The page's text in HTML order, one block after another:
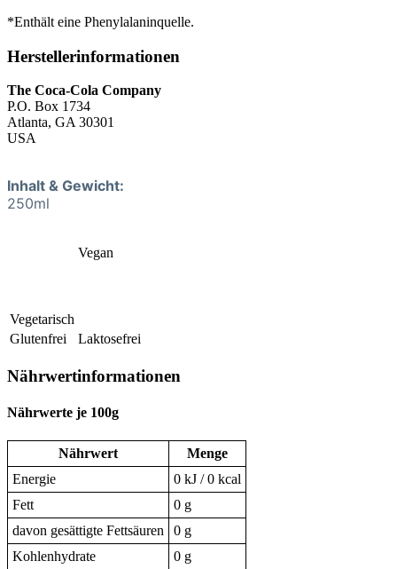
*Enthält eine Phenylalaninquelle.
Herstellerinformationen
The Coca-Cola Company
P.O. Box 1734
Atlanta, GA 30301
USA
Inhalt & Gewicht:
250ml
Vegetarisch
Vegan
Glutenfrei Laktosefrei
Nährwertinformationen
Nährwerte je 100g
Nährwert
Menge
Energie
0 kJ / 0 kcal
Fett
0 g
davon gesättigte Fettsäuren
0 g
Kohlenhydrate
0 g